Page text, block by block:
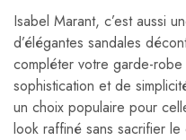
Isabel Marant, c’est aussi
d’élégantes sandales
compléter votre garde-
sophistication et de
un choix populaire pour
look raffiné sans sacrifier le